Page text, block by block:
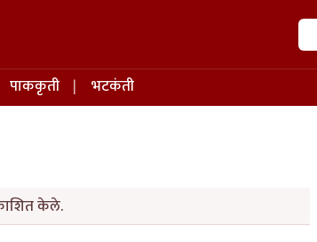
शोध
पाककृती
भटकंती
केले.